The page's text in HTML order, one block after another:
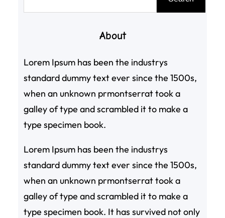
About
Lorem Ipsum has been the industrys
standard dummy text ever since the 1500s,
when an unknown prmontserrat took a
galley of type and scrambled it to make a
type specimen book.
Lorem Ipsum has been the industrys
standard dummy text ever since the 1500s,
when an unknown prmontserrat took a
galley of type and scrambled it to make a
type specimen book. It has survived not only